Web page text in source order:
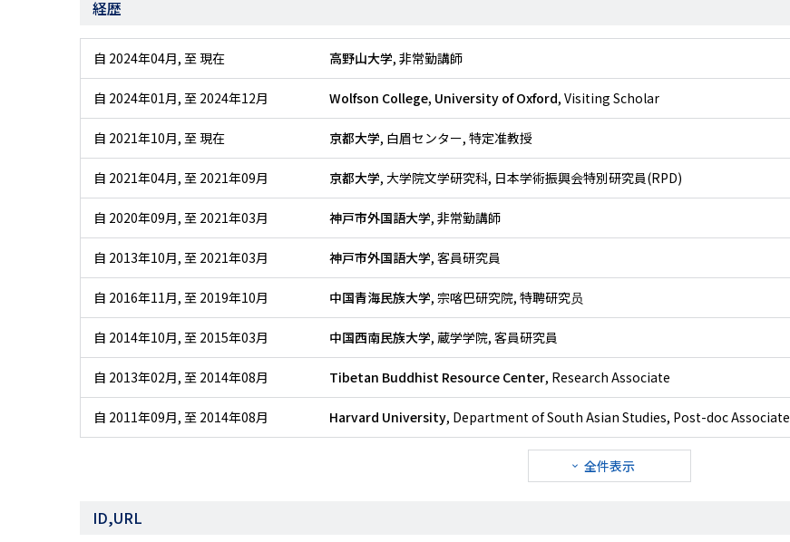
経歴
自 2024年04月, 至 現在 高野山大学, 非常勤講師
自 2024年01月, 至 2024年12月 Wolfson College, University of Oxford, Visiting Scholar
自 2021年10月, 至 現在 京都大学, 白眉センター, 特定准教授
自 2021年04月, 至 2021年09月 京都大学, 大学院文学研究科, 日本学術振興会特別研究員(RPD)
自 2020年09月, 至 2021年03月 神戸市外国語大学, 非常勤講師
自 2013年10月, 至 2021年03月 神戸市外国語大学, 客員研究員
自 2016年11月, 至 2019年10月 中国青海民族大学, 宗喀巴研究院, 特聘研究员
自 2014年10月, 至 2015年03月 中国西南民族大学, 蔵学学院, 客員研究員
自 2013年02月, 至 2014年08月 Tibetan Buddhist Resource Center, Research Associate
自 2011年09月, 至 2014年08月 Harvard University, Department of South Asian Studies, Post-doc Associate
全件表示
ID,URL